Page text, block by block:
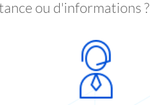
ou d'informations ?